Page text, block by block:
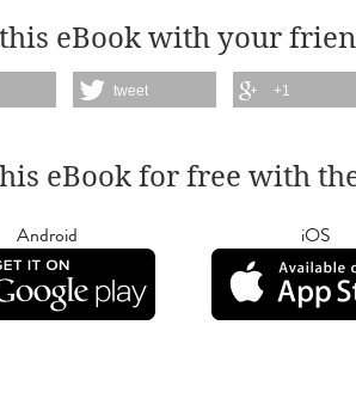
eBook with your
tweet +1
eBook for free with
Android iOS